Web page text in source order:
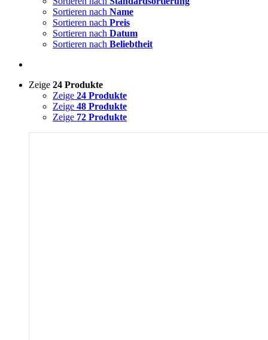
Sortieren nach Name
Sortieren nach Preis
Sortieren nach Datum
Sortieren nach Beliebtheit
Zeige 24 Produkte
Zeige 24 Produkte
Zeige 48 Produkte
Zeige 72 Produkte